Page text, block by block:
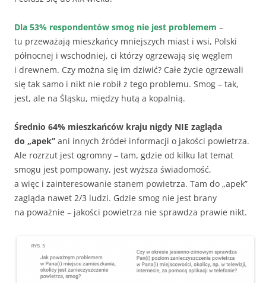
Dla 53% respondentów smog nie jest problemem –
tu przeważają mieszkańcy mniejszych miast i wsi, Polski
północnej i wschodniej, ci którzy ogrzewają się węglem
i drewnem. Czy można się im dziwić? Całe życie ogrzewali
się tak samo i nikt nie robił z tego problemu. Smog – tak,
jest, ale na Śląsku, między hutą a kopalnią.
Średnio 64% mieszkańców kraju nigdy NIE zagląda
do „apek” ani innych źródeł informacji o jakości powietrza.
Ale rozrzut jest ogromny – tam, gdzie od kilku lat temat
smogu jest pompowany, jest wyższa świadomość,
a więc i zainteresowanie stanem powietrza. Tam do „apek”
zagląda nawet 2/3 ludzi. Gdzie smog nie jest brany
na poważnie – jakości powietrza nie sprawdza prawie nikt.